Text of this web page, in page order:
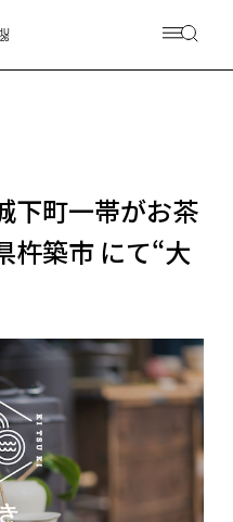
下町一帯がお茶
杵築市 にて“大